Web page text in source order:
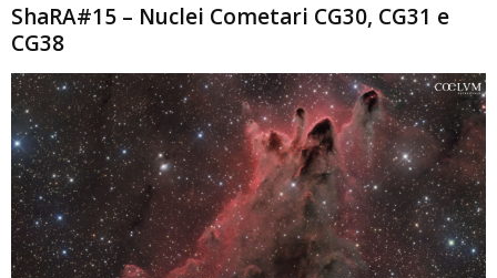
ShaRA#15 – Nuclei Cometari CG30, CG31 e
CG38